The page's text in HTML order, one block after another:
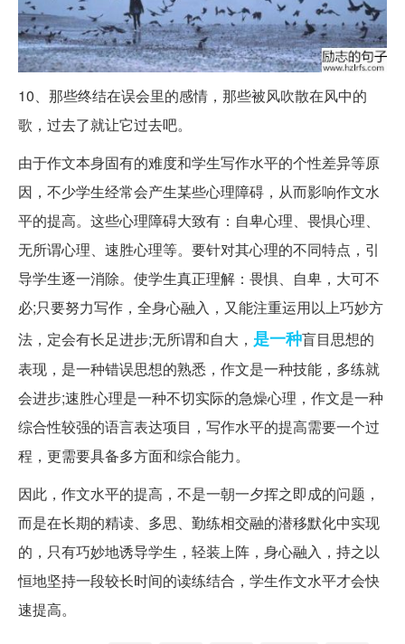
10、那些终结在误会里的感情，那些被风吹散在风中的
歌，过去了就让它过去吧。
由于作文本身固有的难度和学生写作水平的个性差异等原
因，不少学生经常会产生某些心理障碍，从而影响作文水
平的提高。这些心理障碍大致有：自卑心理、畏惧心理、
无所谓心理、速胜心理等。要针对其心理的不同特点，引
导学生逐一消除。使学生真正理解：畏惧、自卑，大可不
必;只要努力写作，全身心融入，又能注重运用以上巧妙方
法，定会有长足进步;无所谓和自大， 是一种盲目思想的
表现，是一种错误思想的熟悉，作文是一种技能，多练就
会进步;速胜心理是一种不切实际的急燥心理，作文是一种
综合性较强的语言表达项目，写作水平的提高需要一个过
程，更需要具备多方面和综合能力。
因此，作文水平的提高，不是一朝一夕挥之即成的问题，
而是在长期的精读、多思、勤练相交融的潜移默化中实现
的，只有巧妙地诱导学生，轻装上阵，身心融入，持之以
恒地坚持一段较长时间的读练结合，学生作文水平才会快
速提高。